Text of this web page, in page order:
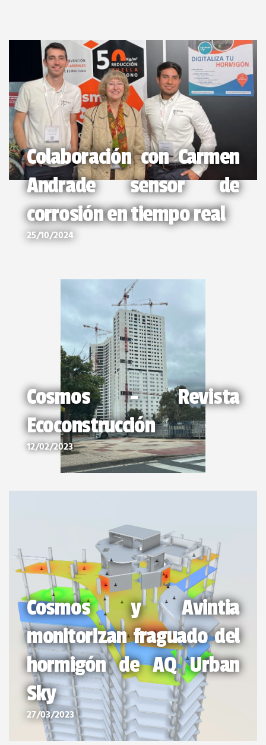
Colaboración con Carmen
Andrade sensor de
corrosión en tiempo real
25/10/2024
Cosmos - Revista
Ecoconstrucción
12/02/2023
Cosmos y Avintia
monitorizan fraguado del
hormigón de AQ Urban
Sky
27/03/2023